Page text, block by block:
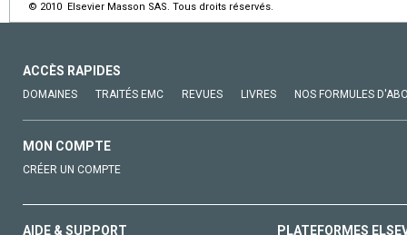
© 2010 Elsevier Masson SAS. Tous droits réservés.
ACCÈS RAPIDES
DOMAINES TRAITÉS EMC REVUES LIVRES NOS FORMULES
MON COMPTE
CRÉER UN COMPTE
AIDE & SUPPORT PLATEFORMES